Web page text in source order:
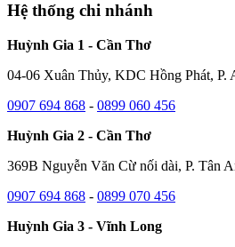
Hệ thống chi nhánh
Huỳnh Gia 1 - Cần Thơ
04-06 Xuân Thủy, KDC Hồng Phát, P.
0907 694 868 - 0899 060 456
Huỳnh Gia 2 - Cần Thơ
369B Nguyễn Văn Cừ nối dài, P. Tân
0907 694 868 - 0899 070 456
Huỳnh Gia 3 - Vĩnh Long